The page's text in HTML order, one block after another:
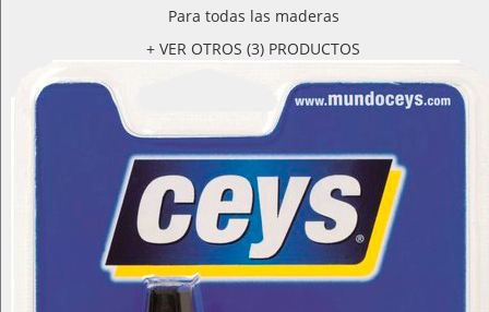
Para todas las maderas
+ VER OTROS (3) PRODUCTOS